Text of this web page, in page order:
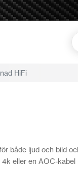
HiFi
både ljud och bild
eller en AOC-